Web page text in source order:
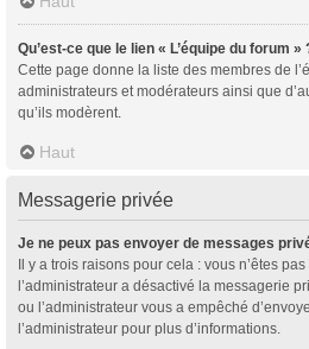
Qu’est-ce que le lien « L’équipe du forum »
Cette page donne la liste des membres de
administrateurs et modérateurs ainsi que
qu’ils modèrent.
Haut
Messagerie privée
Je ne peux pas envoyer de messages
Il y a trois raisons pour cela : vous n’êtes
l’administrateur a désactivé la messagerie
ou l’administrateur vous a empêché
l’administrateur pour plus d’informations.